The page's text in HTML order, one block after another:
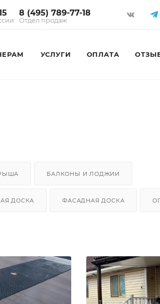
8 (495) 789-77-18
Отдел продаж
УСЛУГИ ОПЛАТА
БАЛКОНЫ И ЛОДЖИИ
ДОСКА ФАСАДНАЯ ДОСКА